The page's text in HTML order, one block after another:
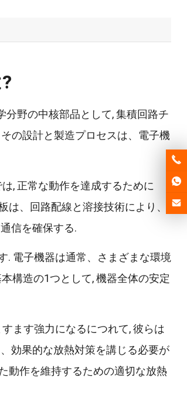
分野の中核部品として, 集積回路チ
の設計と製造プロセスは、電子機
, 正常な動作を達成するために
、回路配線と溶接技術により、
信を確保する.
. 電子機器は通常、さまざまな環境
構造の1つとして, 機器全体の安定
ます強力になるにつれて, 彼らは
効果的な放熱対策を講じる必要が
動作を維持するための適切な放熱